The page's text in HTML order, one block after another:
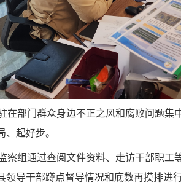
在部门群众身边不正之风和腐败问题集
起好步。
察组通过查阅文件资料、走访干部职工
导干部蹲点督导情况和底数再摸排进